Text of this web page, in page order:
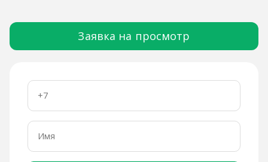
Заявка на просмотр